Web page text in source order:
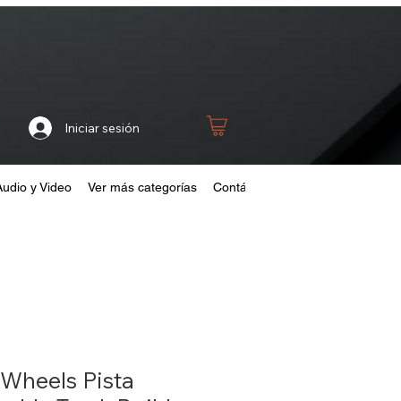
Iniciar sesión
y Video Ver más categorías Contáctanos
Pista